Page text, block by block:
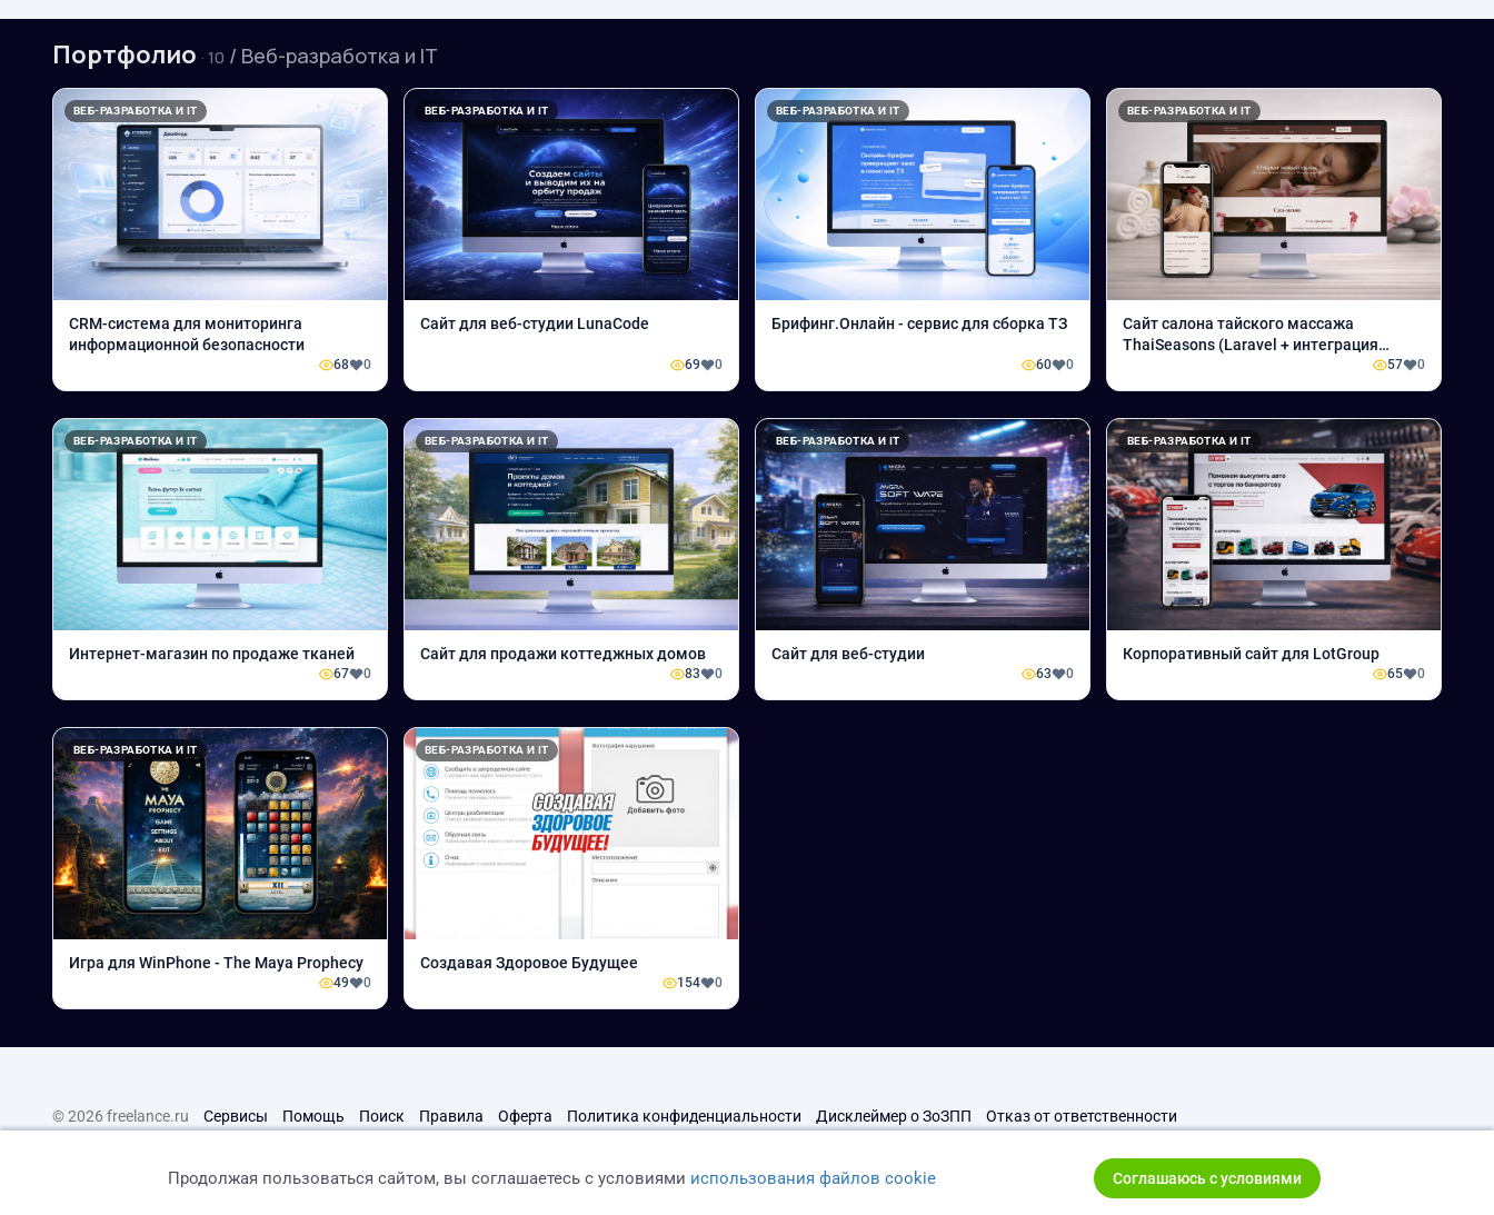
Портфолио · 10 / Веб-разработка и IT
ВЕБ-РАЗРАБОТКА И IT
CRM-система для мониторинга
информационной безопасности
68 0
ВЕБ-РАЗРАБОТКА И IT
Сайт для веб-студии LunaCode
69 0
ВЕБ-РАЗРАБОТКА И IT
Брифинг.Онлайн - сервис для сборка ТЗ
60 0
ВЕБ-РАЗРАБОТКА И IT
Сайт салона тайского массажа
ThaiSeasons (Laravel + интеграция
57 0
ВЕБ-РАЗРАБОТКА И IT
Интернет-магазин по продаже тканей
67 0
ВЕБ-РАЗРАБОТКА И IT
Сайт для продажи коттеджных домов
83 0
ВЕБ-РАЗРАБОТКА И IT
Сайт для веб-студии
63 0
ВЕБ-РАЗРАБОТКА И IT
Корпоративный сайт для LotGroup
65 0
ВЕБ-РАЗРАБОТКА И IT
Игра для WinPhone - The Maya Prophecy
49 0
ВЕБ-РАЗРАБОТКА И IT
Создавая Здоровое Будущее
154 0
© 2026 freelance.ru Сервисы Помощь Поиск Правила Оферта Политика конфиденциальности Дисклеймер о ЗоЗПП Отказ от ответственности
Продолжая пользоваться сайтом, вы соглашаетесь с условиями использования файлов cookie Соглашаюсь с условиями